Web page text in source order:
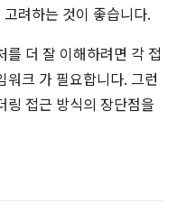
려하는 것이 좋습니다.
를 더 잘 이해하려면 각 접
워크 가 필요합니다. 그런
링 접근 방식의 장단점을